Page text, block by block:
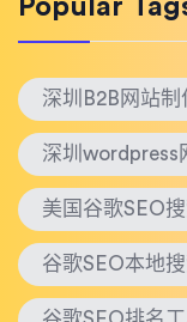
Popular
深圳B2B网站制
深圳wordpress
美国谷歌SEO
谷歌SEO本地